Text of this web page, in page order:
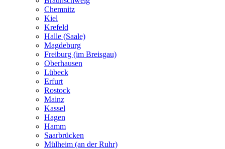
Chemnitz
Kiel
Krefeld
Halle (Saale)
Magdeburg
Freiburg (im Breisgau)
Oberhausen
Lübeck
Erfurt
Rostock
Mainz
Kassel
Hagen
Hamm
Saarbrücken
Mülheim (an der Ruhr)